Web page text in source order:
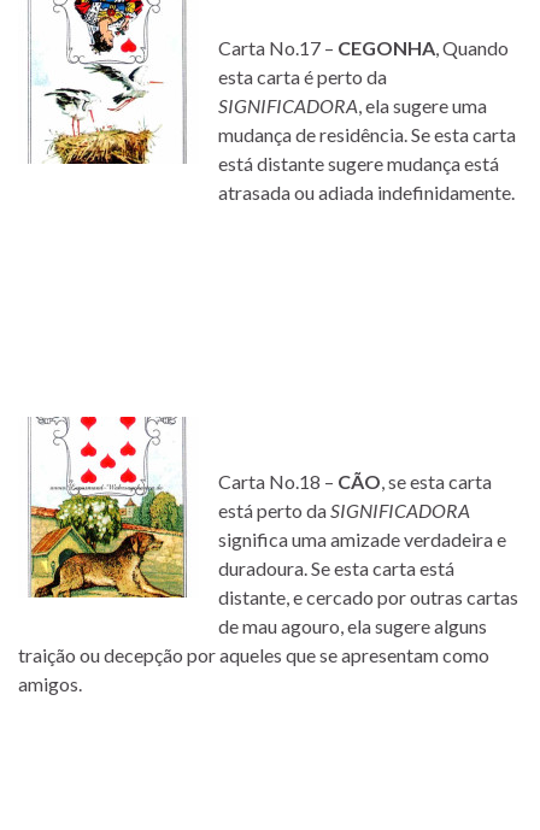
Carta No.17 – CEGONHA, Quando
esta carta é perto da
SIGNIFICADORA, ela sugere uma
mudança de residência. Se esta carta
está distante sugere mudança está
atrasada ou adiada indefinidamente.
Carta No.18 – CÃO, se esta carta
está perto daSIGNIFICADORA
significa uma amizade verdadeira e
duradoura. Se esta carta está
distante, e cercado por outras cartas
de mau agouro, ela sugere alguns
traição ou decepção por aqueles que se apresentam como
amigos.